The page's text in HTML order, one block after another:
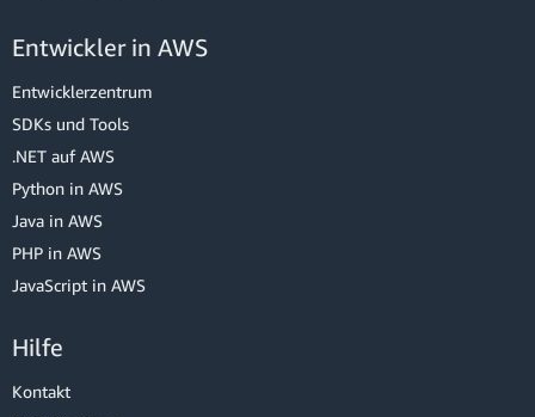
Entwickler in AWS
Entwicklerzentrum
SDKs und Tools
.NET auf AWS
Python in AWS
Java in AWS
PHP in AWS
JavaScript in AWS
Hilfe
Kontakt